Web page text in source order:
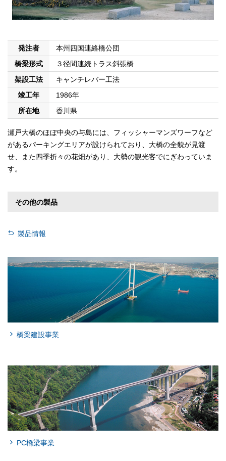
発注者
本州四国連絡橋公団
橋梁形式
３径間連続トラス斜張橋
架設工法
キャンチレバー工法
竣工年
1986年
所在地
香川県
瀬戸大橋のほぼ中央の与島には、フィッシャーマンズワーフなど
があるパーキングエリアが設けられており、大橋の全貌が見渡
せ、また四季折々の花畑があり、大勢の観光客でにぎわっていま
す。
その他の製品
製品情報
橋梁建設事業
PC橋梁事業